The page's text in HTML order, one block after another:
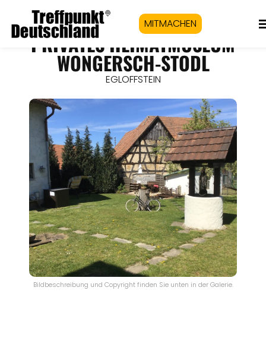
MITMACHEN
PRIVATES HEIMATMUSEUM
WONGERSCH-STODL
EGLOFFSTEIN
Bildbeschreibung und Copyright finden Sie unten in der Galerie.